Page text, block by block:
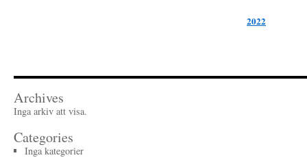
2022
Archives
Inga arkiv att visa.
Categories
Inga kategorier